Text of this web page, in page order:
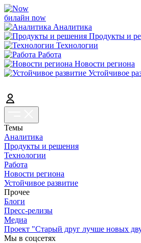
билайн now
Аналитика
Продукты и
Технологии
Работа
Новости региона
Устойчивое
Темы
Аналитика
Продукты и решения
Технологии
Работа
Новости региона
Устойчивое развитие
Прочее
Блоги
Пресс-релизы
Медиа
Проект "Старый друг лучше новых
Мы в соцсетях